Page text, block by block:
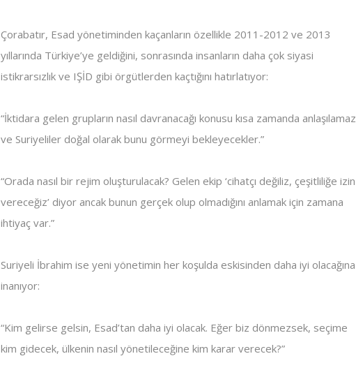
Çorabatır, Esad yönetiminden kaçanların özellikle 2011-2012 ve 2013
yıllarında Türkiye’ye geldiğini, sonrasında insanların daha çok siyasi
istikrarsızlık ve IŞİD gibi örgütlerden kaçtığını hatırlatıyor:
“İktidara gelen grupların nasıl davranacağı konusu kısa zamanda anlaşılamaz
ve Suriyeliler doğal olarak bunu görmeyi bekleyecekler.”
“Orada nasıl bir rejim oluşturulacak? Gelen ekip ‘cihatçı değiliz, çeşitliliğe izin
vereceğiz’ diyor ancak bunun gerçek olup olmadığını anlamak için zamana
ihtiyaç var.”
Suriyeli İbrahim ise yeni yönetimin her koşulda eskisinden daha iyi olacağına
inanıyor:
“Kim gelirse gelsin, Esad’tan daha iyi olacak. Eğer biz dönmezsek, seçime
kim gidecek, ülkenin nasıl yönetileceğine kim karar verecek?”